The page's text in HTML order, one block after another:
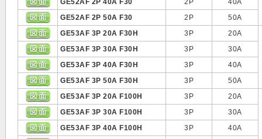
GE52AF 2P 40A F30
2P
40A
GE52AF 2P 50A F30
2P
50A
GE53AF 3P 20A F30H
3P
20A
GE53AF 3P 30A F30H
3P
30A
GE53AF 3P 40A F30H
3P
40A
GE53AF 3P 50A F30H
3P
50A
GE53AF 3P 20A F100H
3P
20A
GE53AF 3P 30A F100H
3P
30A
GE53AF 3P 40A F100H
3P
40A